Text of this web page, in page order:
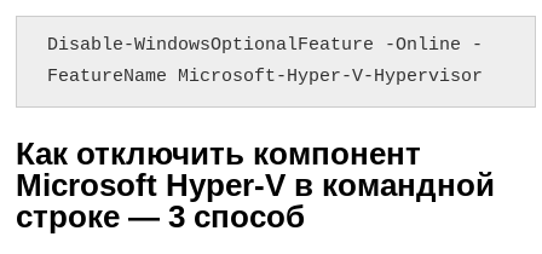
Disable-WindowsOptionalFeature -Online -
FeatureName Microsoft-Hyper-V-Hypervisor
Как отключить компонент
Microsoft Hyper-V в командной
строке — 3 способ